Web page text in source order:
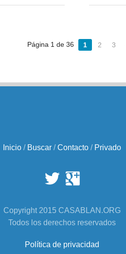
Página 1 de 36 1 2 3
Inicio / Buscar /Contacto / Privado
Copyright 2015 CASABLAN.ORG
Todos los derechos reservados
Política de privacidad